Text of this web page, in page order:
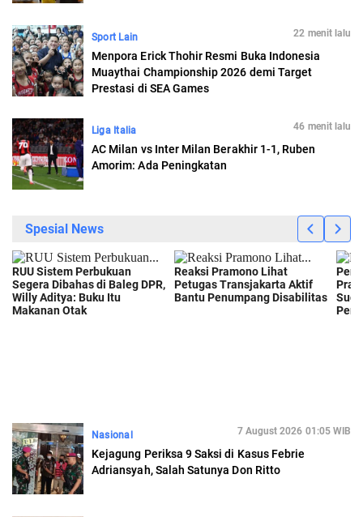
Sport Lain 22 menit lalu
Menpora Erick Thohir Resmi Buka Indonesia
Muaythai Championship 2026 demi Target
Prestasi di SEA Games
Liga Italia 46 menit lalu
AC Milan vs Inter Milan Berakhir 1-1, Ruben
Amorim: Ada Peningkatan
Nasional 7 August 2026 01:05 WIB
Kejagung Periksa 9 Saksi di Kasus Febrie
Adriansyah, Salah Satunya Don Ritto